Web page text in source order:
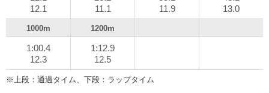
12.1
11.1
11.9
13.0
1000m 1200m
1:00.4
12.3
1:12.9
12.5
※上段：通過タイム、下段：ラップタイム